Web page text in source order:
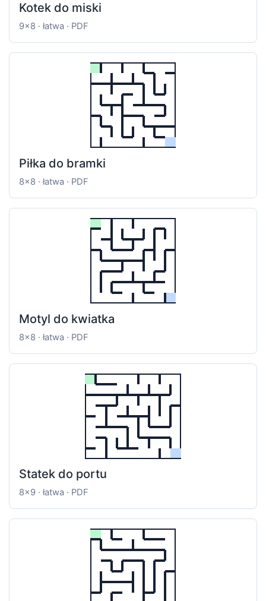
Kotek do miski
9x8 · łatwa · PDF
Piłka do bramki
8x8 · łatwa · PDF
Motyl do kwiatka
8x8 · łatwa · PDF
Statek do portu
8x9 · łatwa · PDF